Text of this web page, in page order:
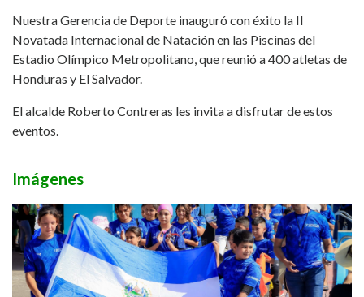
Nuestra Gerencia de Deporte inauguró con éxito la II
Novatada Internacional de Natación en las Piscinas del
Estadio Olímpico Metropolitano, que reunió a 400 atletas de
Honduras y El Salvador.
El alcalde Roberto Contreras les invita a disfrutar de estos
eventos.
Imágenes